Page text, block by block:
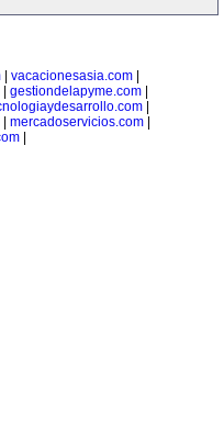
| vacacionesasia.com|
| gestiondelapyme.com|
mercadoservicios.com